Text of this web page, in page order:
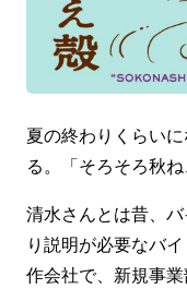
夏の終わりくらい
る。「そろそろ秋
清水さんとは昔、
り説明が必要なバ
作会社で、新規事